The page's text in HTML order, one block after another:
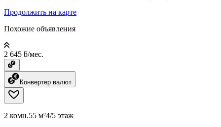
Продолжить на карте
Похожие объявления
2 645 ƃ/мес.
Конвертер валют
2 комн.55 м²4/5 этаж